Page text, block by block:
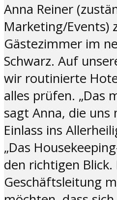
Anna Reiner
Marketing/Events)
Gästezimmer im
Schwarz. Auf
wir routinierte
alles prüfen. „Das
sagt Anna, die
Einlass ins
„Das
den richtigen
Geschäftsleitung